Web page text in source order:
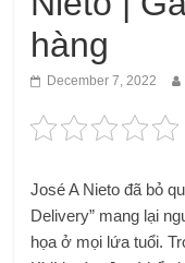
hàng
December 7, 2022
José A Nieto đã bỏ
Delivery” mang lại
họa ở mọi lứa tuổi.